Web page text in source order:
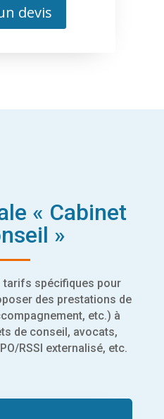
devis
« Cabinet
»
tarifs spécifiques pour
des prestations de
etc.) à
de conseil, avocats,
RSSI externalisé, etc.